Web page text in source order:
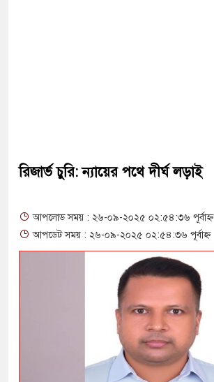
রিজার্ভ চুরি: ন্যায়ের পথে দীর্ঘ লড়াই
আপলোড সময় : ২৬-০৯-২০২৫ ০২:৫৪:৩৬ পূর্বাহ্ন
আপডেট সময় : ২৬-০৯-২০২৫ ০২:৫৪:৩৬ পূর্বাহ্ন